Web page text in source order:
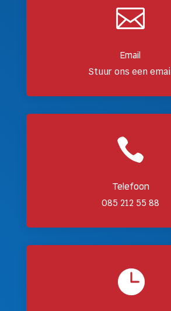

Email
Stuur ons een email

Telefoon
085 212 55 88
